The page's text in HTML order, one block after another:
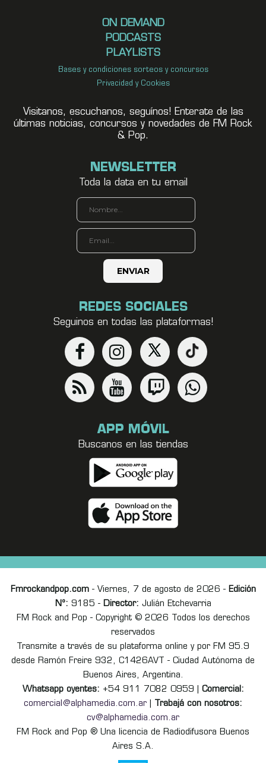
ON DEMAND
PODCASTS
PLAYLISTS
Bases y condiciones sorteos y concursos
Privacidad y Cookies
Visitanos, escuchanos, seguínos! Enterate de las
últimas noticias, concursos y novedades de FM Rock
& Pop.
NEWSLETTER
Toda la data en tu email
REDES SOCIALES
Seguinos en todas las plataformas!
APP MÓVIL
Buscanos en las tiendas
Fmrockandpop.com- Viernes, 7 de agosto de 2026 - Edición
Nº: 9185 - Director: Julián Etchevarria
FM Rock and Pop - Copyright © 2026 Todos los derechos
reservados
Transmite a través de su plataforma online y por FM 95.9
desde Ramón Freire 932, C1426AVT - Ciudad Autónoma de
Buenos Aires, Argentina.
Whatsapp oyentes: +54 911 7082 0959 | Comercial:
comercial@alphamedia.com.ar
Trabajá con nosotros:
cv@alphamedia.com.ar
FM Rock and Pop ® Una licencia de Radiodifusora Buenos
Aires S.A.